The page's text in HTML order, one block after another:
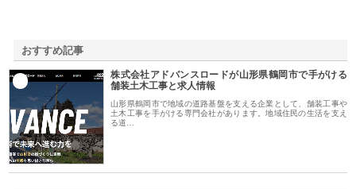
おすすめ記事
株式会社アドバンスロードが山形県鶴岡市で手がける
舗装土木工事と求人情報
山形県鶴岡市で地域の道路基盤を支える企業として、舗装工事や
土木工事を手がける専門会社があります。地域住民の生活を支え
る道…